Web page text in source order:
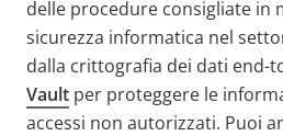
delle procedure consigliate in
sicurezza informatica nel
dalla crittografia dei dati end-
Vault per proteggere le
accessi non autorizzati. Puoi